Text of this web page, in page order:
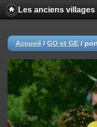
Les anciens
Accueil / GO et GE /